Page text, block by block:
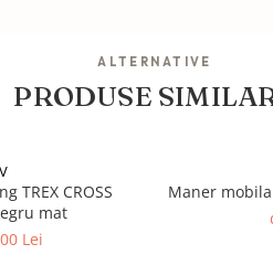
ALTERNATIVE
PRODUSE
TREX CROSS
mat
Lei
Maner